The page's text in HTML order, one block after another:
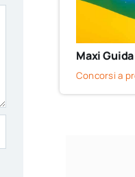
Maxi
Concorsi a